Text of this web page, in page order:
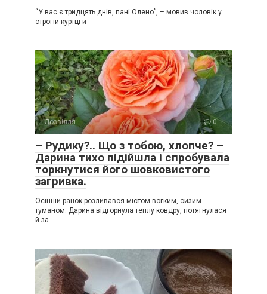
“У вас є тридцять днів, пані Олено”, – мовив чоловік у
строгій куртці й
Дозвілля 0
– Рудику?.. Що з тобою, хлопче? –
Дарина тихо підійшла і спробувала
торкнутися його шовковистого
загривка.
Осінній ранок розливався містом вогким, сизим
туманом. Дарина відгорнула теплу ковдру, потягнулася
й за